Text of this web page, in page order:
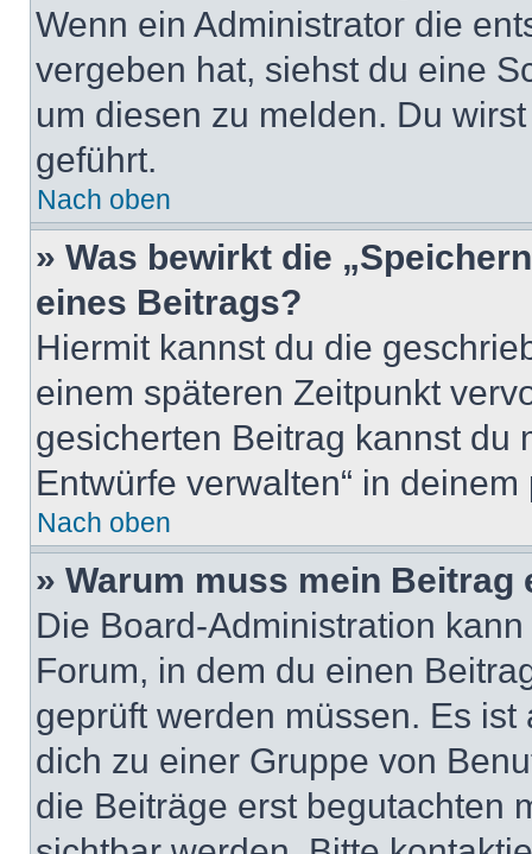
Wenn ein Administrator die
vergeben hat, siehst du eine
um diesen zu melden. Du
geführt.
Nach oben
» Was bewirkt die
eines Beitrags?
Hiermit kannst du die
einem späteren Zeitpunkt
gesicherten Beitrag kannst du
Entwürfe verwalten“ in
Nach oben
» Warum muss mein
Die Board-Administration
Forum, in dem du einen
geprüft werden müssen. Es
dich zu einer Gruppe von
die Beiträge erst begutachten